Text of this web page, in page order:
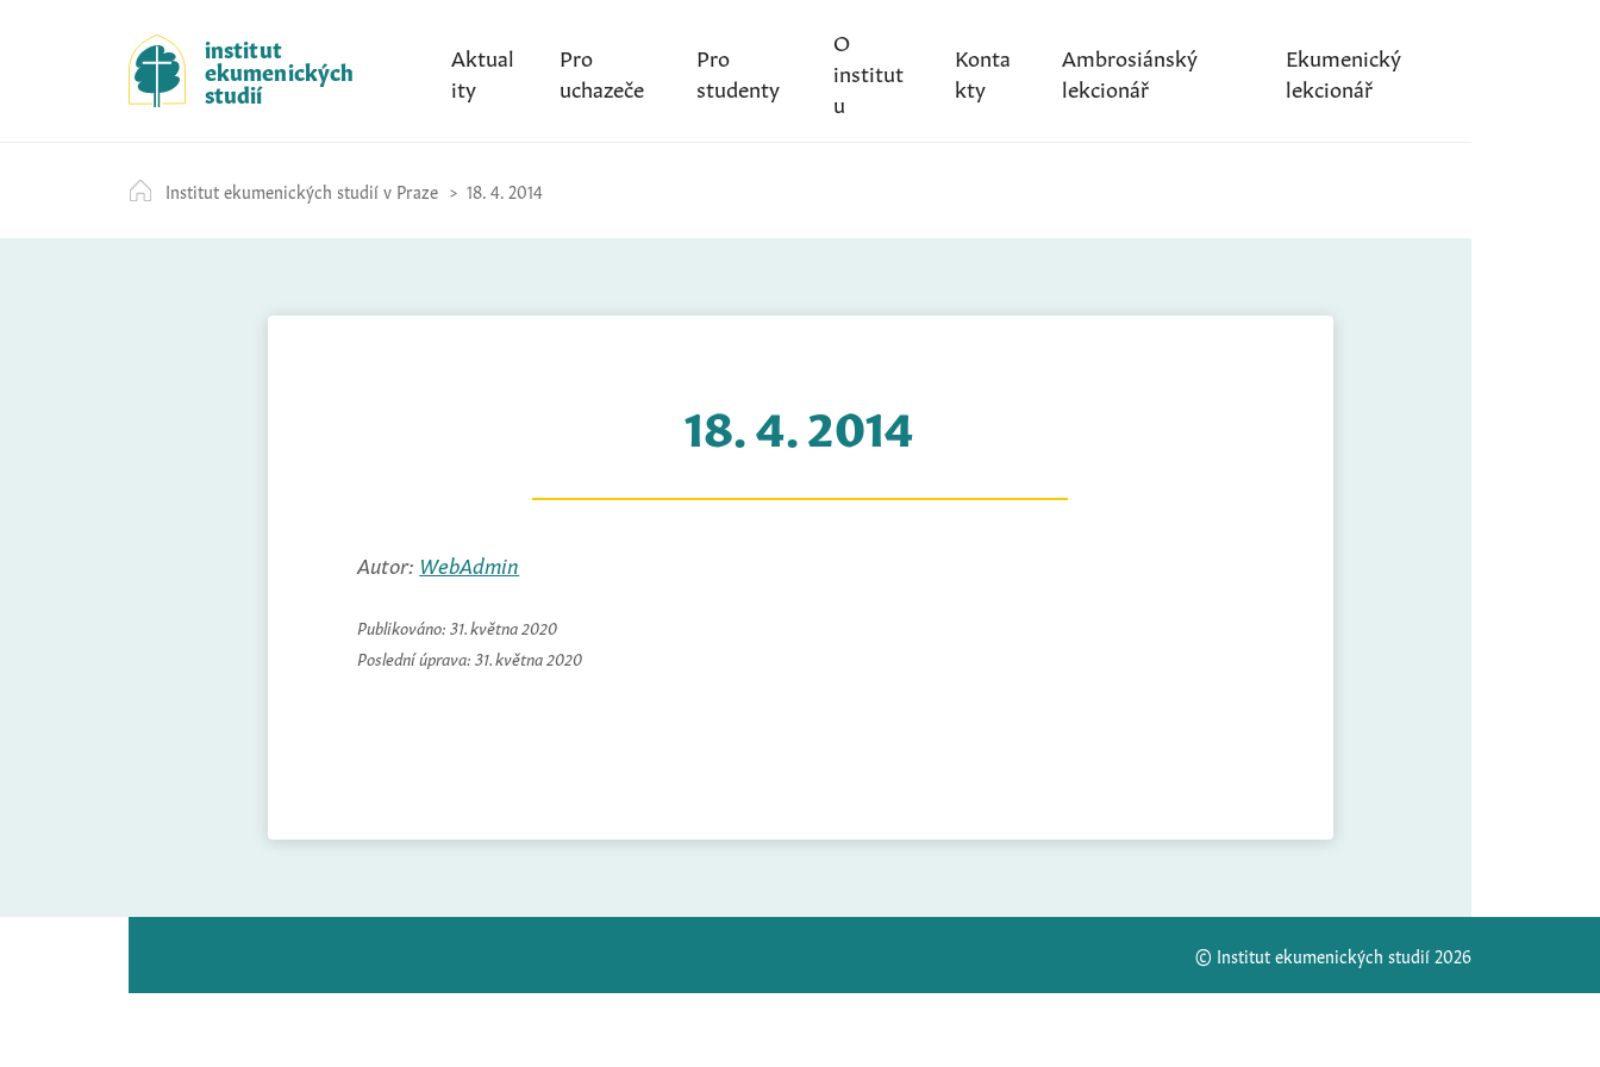
k
i
p
t
c
o
institut
ekumenických
studií
Aktual
ity
Pro
uchazeče
Pro
studenty
O
institut
u
Konta
kty
Ambrosiánský
lekcionář
Ekumenický
lekcionář
Institut ekumenických studií v Praze 18. 4. 2014
18. 4. 2014
Autor: WebAdmin
Publikováno: 31. května 2020
Poslední úprava: 31. května 2020
© Institut ekumenických studií 2026